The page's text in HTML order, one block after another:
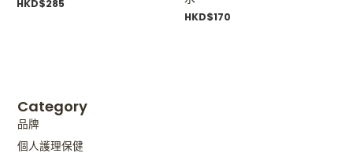
HKD$285
HKD$170
Category
品牌
個人護理保健